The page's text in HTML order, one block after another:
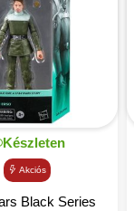
Készleten
Akciós
Black Series